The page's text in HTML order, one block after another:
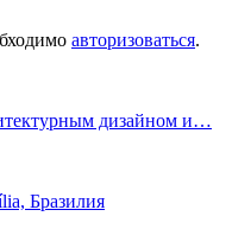
авторизоваться.
дизайном и…
Бразилия